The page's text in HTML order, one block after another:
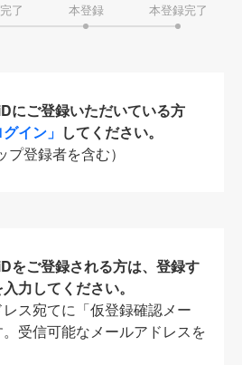
了 本登録 本登録完了
にご登録いただいている方
グイン」 してください。
プ登録者を含む）
をご登録される方は、登録す
力してください。
ス宛てに「仮登録確認メー
受信可能なメールアドレスを